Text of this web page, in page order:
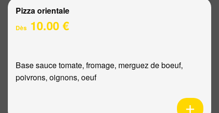
Pizza orientale
Dès 10.00 €
Base sauce tomate, fromage, merguez de boeuf,
poivrons, oignons, oeuf